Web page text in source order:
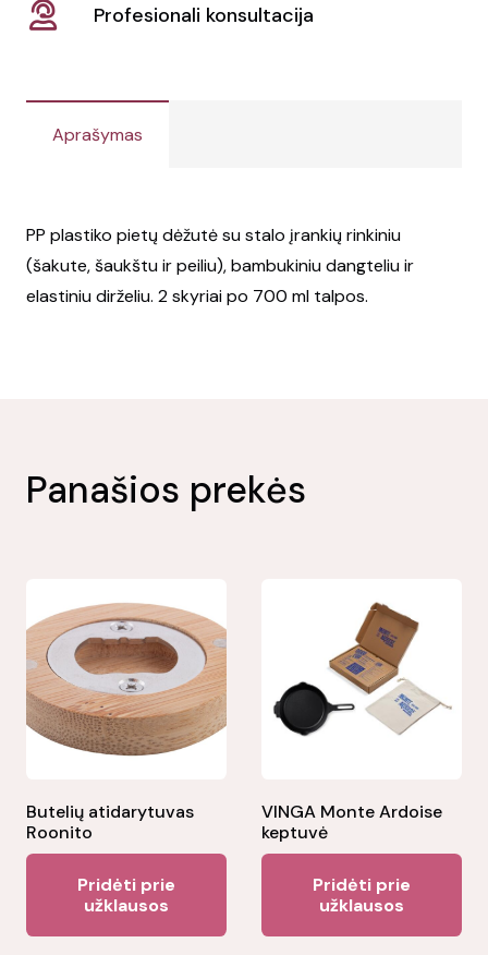
Profesionali konsultacija
Aprašymas
PP plastiko pietų dėžutė su stalo įrankių rinkiniu
(šakute, šaukštu ir peiliu), bambukiniu dangteliu ir
elastiniu dirželiu. 2 skyriai po 700 ml talpos.
Panašios prekės
Butelių atidarytuvas
Roonito
Pridėti prie
užklausos
VINGA Monte Ardoise
keptuvė
Pridėti prie
užklausos